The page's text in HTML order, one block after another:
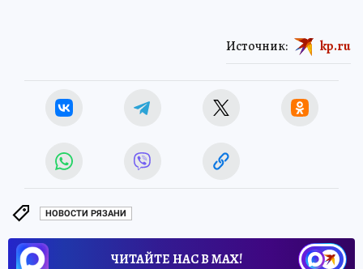
Источник: kp.ru
НОВОСТИ РЯЗАНИ
ЧИТАЙТЕ НАС В МАХ!